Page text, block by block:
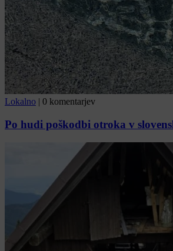
Lokalno | 0 komentarjev
Po hudi poškodbi otroka v